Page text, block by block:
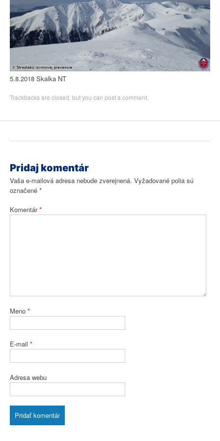
5.8.2018 Skalka NT
Trackbacks are closed, but you can post a comment
Pridaj komentár
Vaša e-mailová adresa nebude zverejnená. Vyžadované polia sú
označené *
Komentár*
Meno *
E-mail *
Adresa webu